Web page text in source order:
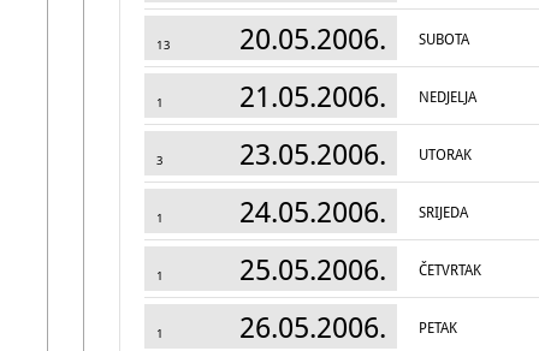
13 20.05.2006. SUBOTA
1 21.05.2006. NEDJELJA
3 23.05.2006. UTORAK
1 24.05.2006. SRIJEDA
1 25.05.2006. ČETVRTAK
1 26.05.2006. PETAK